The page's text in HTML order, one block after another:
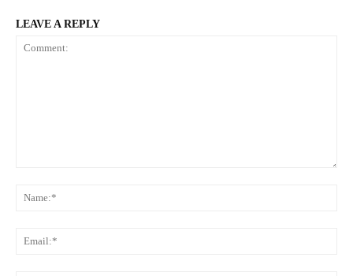
LEAVE A REPLY